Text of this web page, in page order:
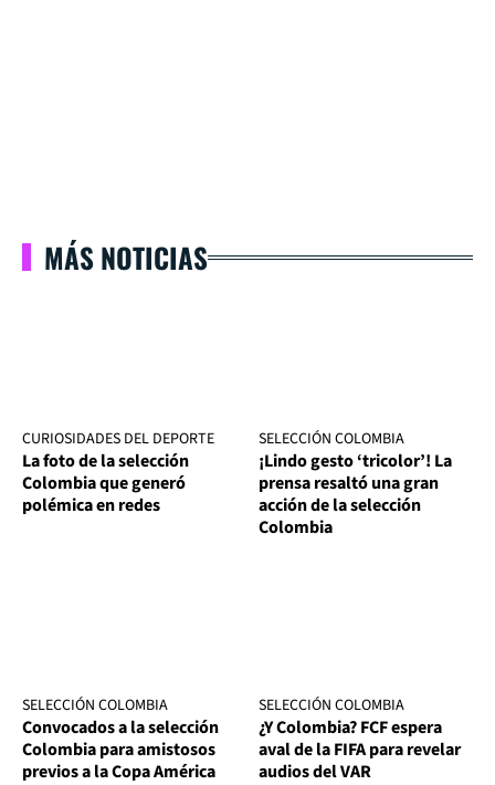
MÁS NOTICIAS
CURIOSIDADES DEL DEPORTE
La foto de la selección
Colombia que generó
polémica en redes
SELECCIÓN COLOMBIA
¡Lindo gesto ‘tricolor’! La
prensa resaltó una gran
acción de la selección
Colombia
SELECCIÓN COLOMBIA
Convocados a la selección
Colombia para amistosos
previos a la Copa América
SELECCIÓN COLOMBIA
¿Y Colombia? FCF espera
aval de la FIFA para revelar
audios del VAR